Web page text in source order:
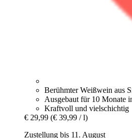
Berühmter Weißwein aus
Ausgebaut für 10 Monate
Kraftvoll und vielschichtig
€ 29,99 (€ 39,99 / l)
Zustellung bis 11. August